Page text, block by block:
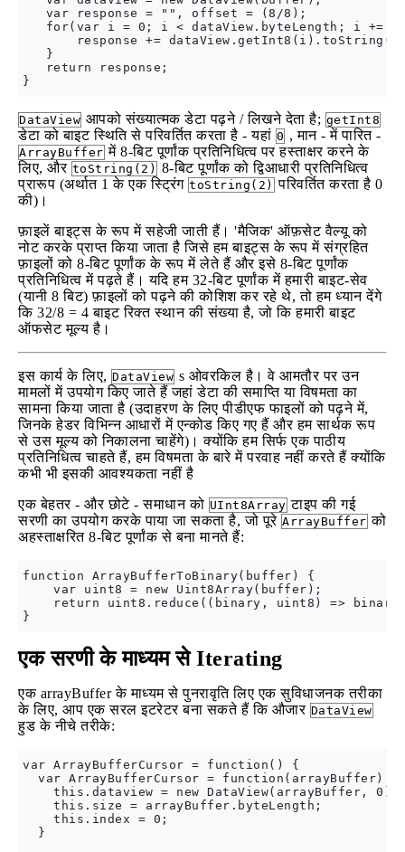
   var response = "", offset = (8/8);
for(var i = 0; i < dataView.byteLength; i +=
response +=
   }
   return response;
DataView आपको संख्यात्मक डेटा पढ़ने / लिखने देता है; getInt8
डेटा को बाइट स्थिति से परिवर्तित करता है - यहां 0 , मान - में पारित -
ArrayBuffer में 8-बिट पूर्णांक प्रतिनिधित्व पर हस्ताक्षर करने के
लिए, और toString(2) 8-बिट पूर्णांक को द्विआधारी प्रतिनिधित्व
प्रारूप (अर्थात 1 के एक स्ट्रिंग toString(2) परिवर्तित करता है 0
की)।
फ़ाइलें बाइट्स के रूप में सहेजी जाती हैं। 'मैजिक' ऑफ़सेट वैल्यू को
नोट करके प्राप्त किया जाता है जिसे हम बाइट्स के रूप में संग्रहित
फ़ाइलों को 8-बिट पूर्णांक के रूप में लेते हैं और इसे 8-बिट पूर्णांक
प्रतिनिधित्व में पढ़ते हैं। यदि हम 32-बिट पूर्णांक में हमारी बाइट-सेव
(यानी 8 बिट) फ़ाइलों को पढ़ने की कोशिश कर रहे थे, तो हम ध्यान देंगे
कि 32/8 = 4 बाइट रिक्त स्थान की संख्या है, जो कि हमारी बाइट
ऑफसेट मूल्य है।
इस कार्य के लिए, DataView s ओवरकिल है। वे आमतौर पर उन
मामलों में उपयोग किए जाते हैं जहां डेटा की समाप्ति या विषमता का
सामना किया जाता है (उदाहरण के लिए पीडीएफ फाइलों को पढ़ने में,
जिनके हेडर विभिन्न आधारों में एन्कोड किए गए हैं और हम सार्थक रूप
से उस मूल्य को निकालना चाहेंगे)। क्योंकि हम सिर्फ एक पाठीय
प्रतिनिधित्व चाहते हैं, हम विषमता के बारे में परवाह नहीं करते हैं क्योंकि
कभी भी इसकी आवश्यकता नहीं है
एक बेहतर - और छोटे - समाधान को UInt8Array टाइप की गई
सरणी का उपयोग करके पाया जा सकता है, जो पूरे ArrayBuffer को
अहस्ताक्षरित 8-बिट पूर्णांक से बना मानते हैं:
function ArrayBufferToBinary(buffer) {
    var uint8 = new Uint8Array(buffer);
return uint8.reduce((binary, uint8) =>
एक सरणी के माध्यम से Iterating
एक arrayBuffer के माध्यम से पुनरावृति लिए एक सुविधाजनक तरीका
के लिए, आप एक सरल इटरेटर बना सकते हैं कि औजार DataView
हुड के नीचे तरीके:
var ArrayBufferCursor = function() {
  var ArrayBufferCursor = function(arrayBuffer) {
    this.dataview = new DataView(arrayBuffer, 0);
    this.size = arrayBuffer.byteLength;
    this.index = 0;
  }